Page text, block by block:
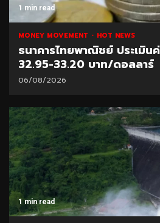
1 min read
MONEY MOVEMENT HOT NEWS
ธนาคารไทยพาณิชย์ ประเมิน
32.95-33.20 บาท/ดอลลาร์
06/08/2026
1 min read